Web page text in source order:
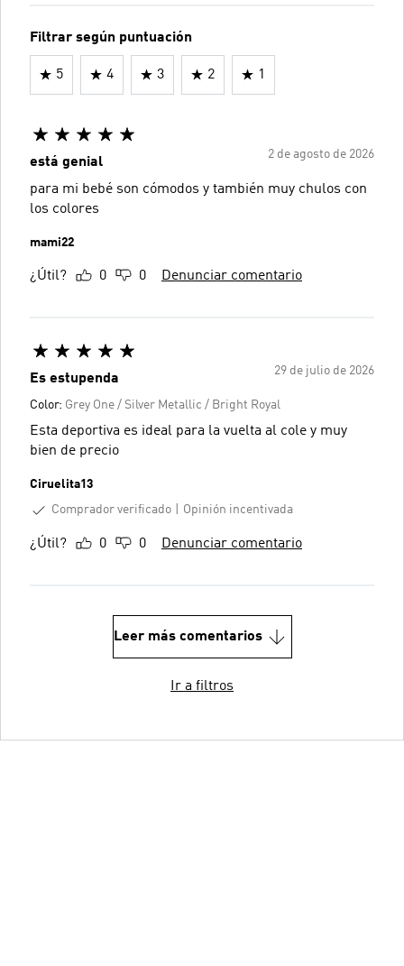
Filtrar según puntuación
5 4 3 2 1
2 de agosto de 2026
está genial
para mi bebé son cómodos y también muy chulos con
los colores
mami22
¿Útil? 0 0 Denunciar comentario
29 de julio de 2026
Es estupenda
Color: Grey One / Silver Metallic / Bright Royal
Esta deportiva es ideal para la vuelta al cole y muy
bien de precio
Ciruelita13
Comprador verificado
Opinión incentivada
¿Útil? 0 0 Denunciar comentario
Leer más comentarios
Ir a filtros